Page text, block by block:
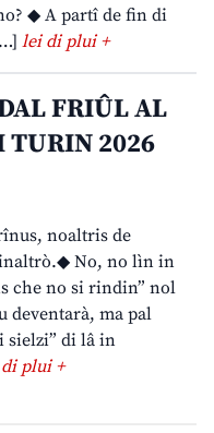
◆ A partî de fin di
lei di plui +
FRIÛL AL
TURIN 2026
noaltris de
No, no lìn in
che no si rindin” nol
deventarà, ma pal
sielzi” di lâ in
plui +